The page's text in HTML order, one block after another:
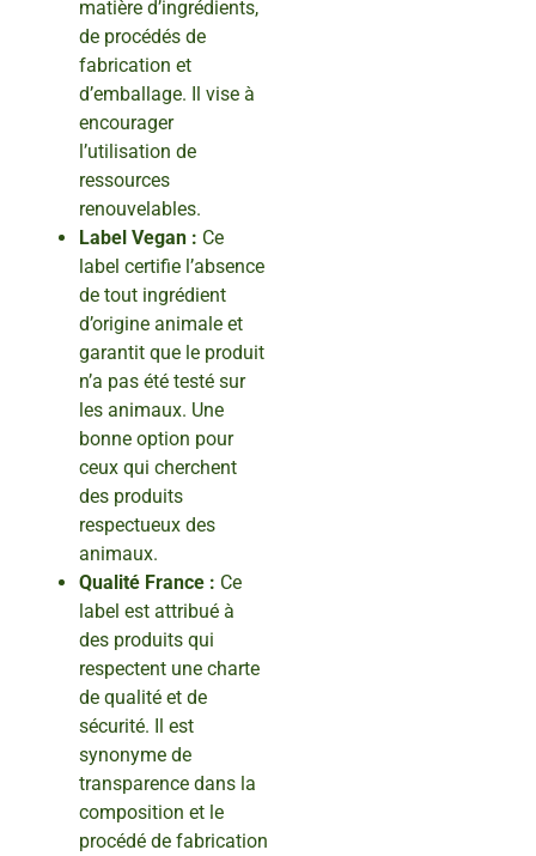
matière d’ingrédients,
de procédés de
fabrication et
d’emballage. Il vise à
encourager
l’utilisation de
ressources
renouvelables.
Label Vegan : Ce
label certifie l’absence
de tout ingrédient
d’origine animale et
garantit que le produit
n’a pas été testé sur
les animaux. Une
bonne option pour
ceux qui cherchent
des produits
respectueux des
animaux.
Qualité France : Ce
label est attribué à
des produits qui
respectent une charte
de qualité et de
sécurité. Il est
synonyme de
transparence dans la
composition et le
procédé de fabrication